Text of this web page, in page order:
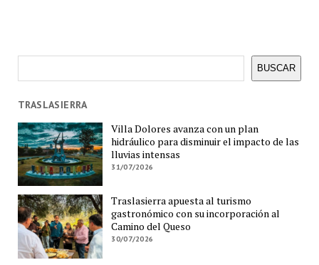
BUSCAR
TRASLASIERRA
Villa Dolores avanza con un plan
hidráulico para disminuir el impacto de las
lluvias intensas
31/07/2026
Traslasierra apuesta al turismo
gastronómico con su incorporación al
Camino del Queso
30/07/2026